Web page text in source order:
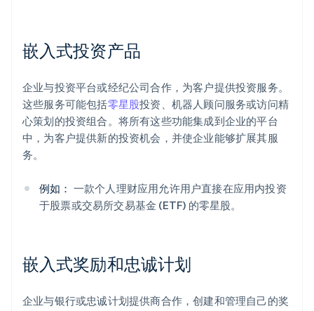
嵌入式投资产品
企业与投资平台或经纪公司合作，为客户提供投资服务。
这些服务可能包括零星股投资、机器人顾问服务或访问精
心策划的投资组合。将所有这些功能集成到企业的平台
中，为客户提供新的投资机会，并使企业能够扩展其服
务。
例如： 一款个人理财应用允许用户直接在应用内投资
于股票或交易所交易基金 (ETF) 的零星股。
嵌入式奖励和忠诚计划
企业与银行或忠诚计划提供商合作，创建和管理自己的奖